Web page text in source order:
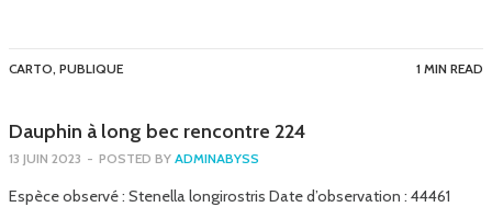
CARTO, PUBLIQUE 1 MIN READ
Dauphin à long bec rencontre 224
13 JUIN 2023 - POSTED BY ADMINABYSS
Espèce observé : Stenella longirostris Date d’observation : 44461